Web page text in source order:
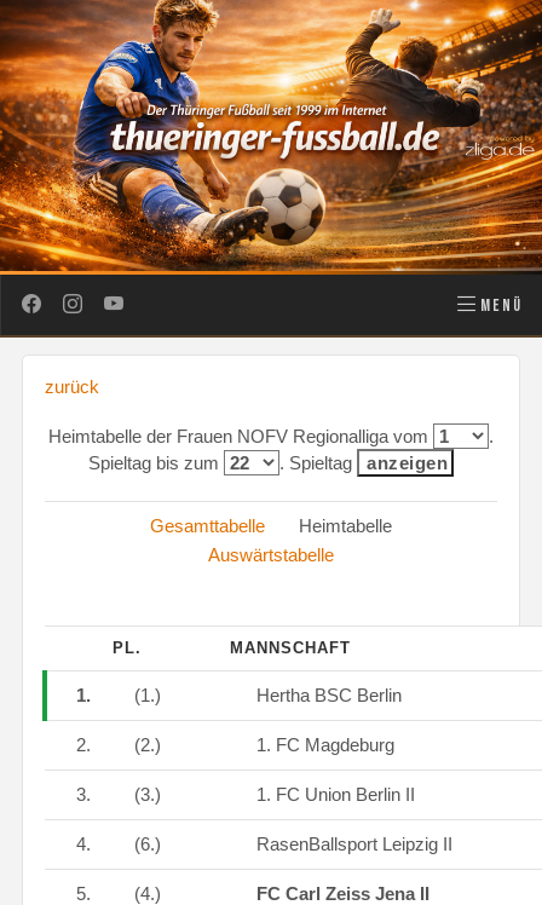
MENÜ
zurück
Heimtabelle der Frauen NOFV Regionalliga vom
.
Spieltag bis zum
. Spieltag
Gesamttabelle Heimtabelle
Auswärtstabelle
PL. MANNSCHAFT
1. (1.) Hertha BSC Berlin
2. (2.) 1. FC Magdeburg
3. (3.) 1. FC Union Berlin II
4. (6.) RasenBallsport Leipzig II
5. (4.) FC Carl Zeiss Jena II